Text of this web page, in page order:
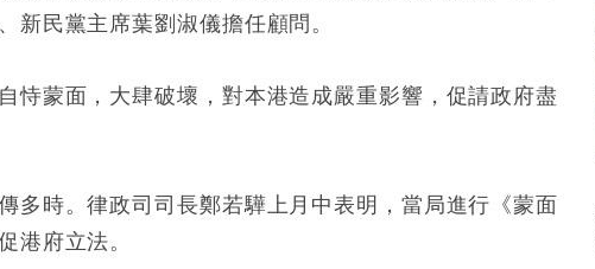
新民黨主席葉劉淑儀擔任顧問。
恃蒙面，大肆破壞，對本港造成嚴重影響，促請政府盡
多時。律政司司長鄭若驊上月中表明，當局進行《蒙面
港府立法。